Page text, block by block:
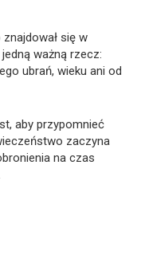
się w
ważną rzecz:
ubrań, wieku ani od
aby przypomnieć
zaczyna
na czas